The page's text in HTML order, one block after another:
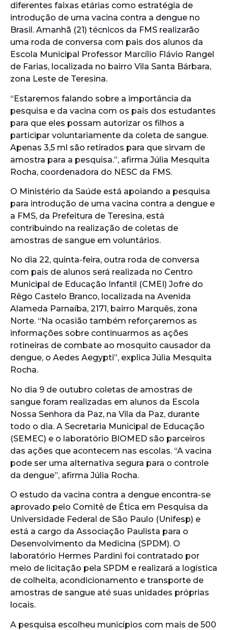
diferentes faixas etárias como estratégia de
introdução de uma vacina contra a dengue no
Brasil. Amanhã (21) técnicos da FMS realizarão
uma roda de conversa com pais dos alunos da
Escola Municipal Professor Marcílio Flávio Rangel
de Farias, localizada no bairro Vila Santa Bárbara,
zona Leste de Teresina.
“Estaremos falando sobre a importância da
pesquisa e da vacina com os pais dos estudantes
para que eles possam autorizar os filhos a
participar voluntariamente da coleta de sangue.
Apenas 3,5 ml são retirados para que sirvam de
amostra para a pesquisa.”, afirma Júlia Mesquita
Rocha, coordenadora do NESC da FMS.
O Ministério da Saúde está apoiando a pesquisa
para introdução de uma vacina contra a dengue e
a FMS, da Prefeitura de Teresina, está
contribuindo na realização de coletas de
amostras de sangue em voluntários.
No dia 22, quinta-feira, outra roda de conversa
com pais de alunos será realizada no Centro
Municipal de Educação Infantil (CMEI) Jofre do
Rêgo Castelo Branco, localizada na Avenida
Alameda Parnaíba, 2171, bairro Marquês, zona
Norte. “Na ocasião também reforçaremos as
informações sobre continuarmos as ações
rotineiras de combate ao mosquito causador da
dengue, o Aedes Aegypti”, explica Júlia Mesquita
Rocha.
No dia 9 de outubro coletas de amostras de
sangue foram realizadas em alunos da Escola
Nossa Senhora da Paz, na Vila da Paz, durante
todo o dia. A Secretaria Municipal de Educação
(SEMEC) e o laboratório BIOMED são parceiros
das ações que acontecem nas escolas. “A vacina
pode ser uma alternativa segura para o controle
da dengue”, afirma Júlia Rocha.
O estudo da vacina contra a dengue encontra-se
aprovado pelo Comitê de Ética em Pesquisa da
Universidade Federal de São Paulo (Unifesp) e
está a cargo da Associação Paulista para o
Desenvolvimento da Medicina (SPDM). O
laboratório Hermes Pardini foi contratado por
meio de licitação pela SPDM e realizará a logística
de colheita, acondicionamento e transporte de
amostras de sangue até suas unidades próprias
locais.
A pesquisa escolheu municípios com mais de 500